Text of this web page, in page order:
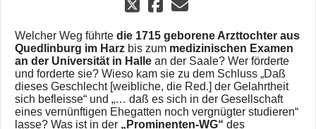
Welcher Weg führte die 1715 geborene Arzttochter aus
Quedlinburg im Harz bis zum medizinischen Examen
an der Universität in Halle an der Saale? Wer förderte
und forderte sie? Wieso kam sie zu dem Schluss „Daß
dieses Geschlecht [weibliche, die Red.] der Gelahrtheit
sich befleisse“ und „… daß es sich in der Gesellschaft
eines vernünftigen Ehegatten noch vergnügter studieren“
lasse? Was ist in der „Prominenten-WG“ des